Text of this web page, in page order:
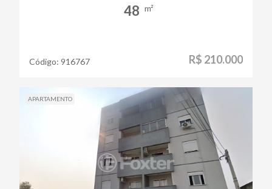
48 m²
Código: 916767 R$ 210.000
APARTAMENTO